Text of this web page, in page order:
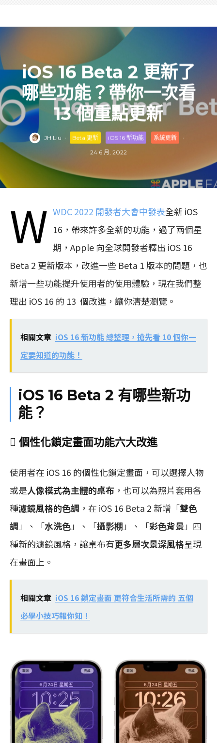
iOS 16 Beta 2 更新了
哪些功能？帶你一次看
13 個重點更新
JH Liu · Beta 更新 iOS 16 新功能 系統更新
·
24 6 月, 2022
W WDC 2022 開發者大會中發表全新 iOS
16，帶來許多全新的功能，過了兩個星
期，Apple 向全球開發者釋出 iOS 16
Beta 2 更新版本，改進一些 Beta 1 版本的問題，也
新增一些功能提升使用者的使用體驗，現在我們整
理出 iOS 16 的 13 個改進，讓你清楚瀏覽。
相關文章 iOS 16 新功能 總整理，搶先看 10 個你一
定要知道的功能！
iOS 16 Beta 2 有哪些新功
能？
 個性化鎖定畫面功能六大改進
使用者在 iOS 16 的個性化鎖定畫面，可以選擇人物
或是人像模式為主體的桌布 ，也可以為照片套用各
種濾鏡風格的色調 ，在 iOS 16 Beta 2 新增「雙色
調 」、「水洗色」、「攝影棚 」、「彩色背景 」四
種新的濾鏡風格，讓桌布有更多層次景深風格呈現
在畫面上。
相關文章 iOS 16 鎖定畫面 更符合生活所需的 五個
必學小技巧報你知！